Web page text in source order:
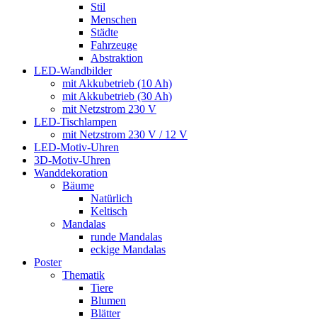
Stil
Menschen
Städte
Fahrzeuge
Abstraktion
LED-Wandbilder
mit Akkubetrieb (10 Ah)
mit Akkubetrieb (30 Ah)
mit Netzstrom 230 V
LED-Tischlampen
mit Netzstrom 230 V / 12 V
LED-Motiv-Uhren
3D-Motiv-Uhren
Wanddekoration
Bäume
Natürlich
Keltisch
Mandalas
runde Mandalas
eckige Mandalas
Poster
Thematik
Tiere
Blumen
Blätter